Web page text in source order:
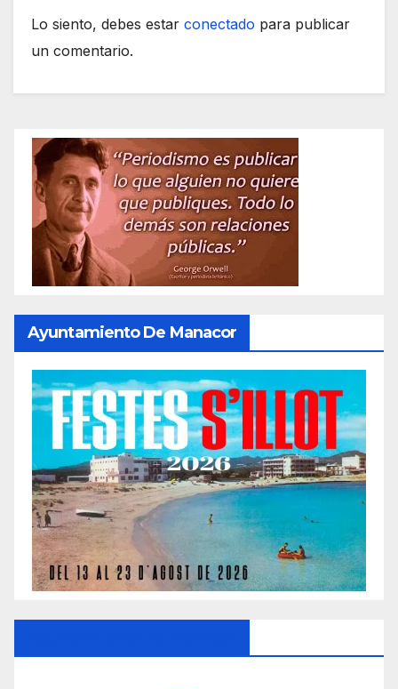
Lo siento, debes estar conectado para publicar
un comentario.
Ayuntamiento De Manacor